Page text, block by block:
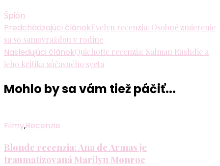
Špión
Navigácia
v
článku
Predchádzajúci článokEvelyn recenzia: Osobné zmierenie
sa so samovraždou v rodine
Nasledujúci článokQuichotte recenzia: Salman Rushdie a
jeho kritika súčasného sveta
Mohlo by sa vám tiež páčiť...
Filmy,Recenzie
Blonde recenzia: Ana de Armas je
traumatizovaná Marilyn Monroe